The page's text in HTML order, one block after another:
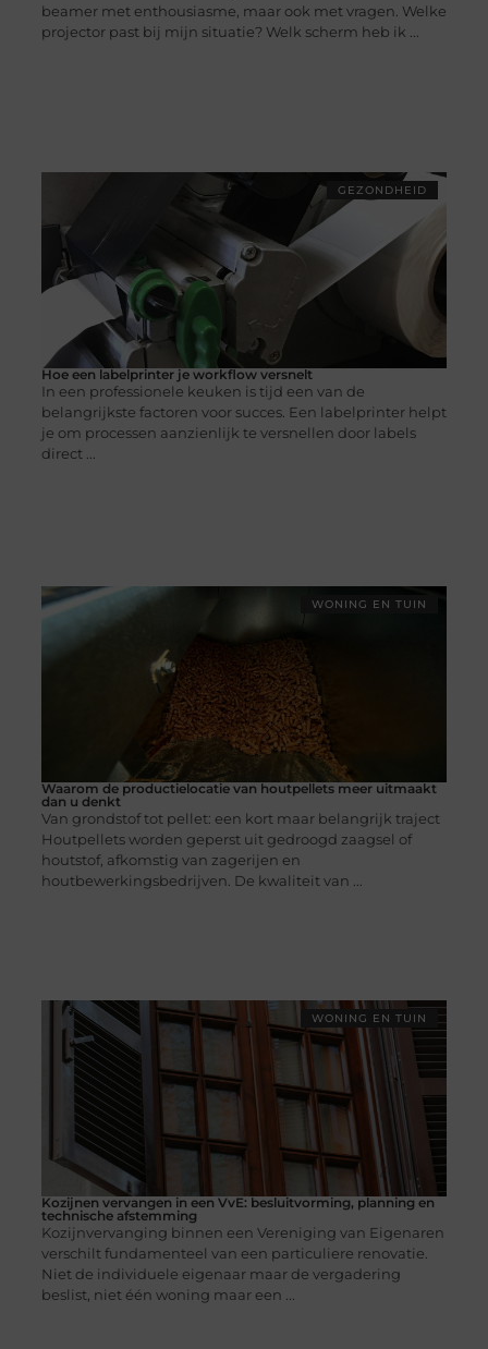
beamer met enthousiasme, maar ook met vragen. Welke
projector past bij mijn situatie? Welk scherm heb ik ...
GEZONDHEID
Hoe een labelprinter je workflow versnelt
In een professionele keuken is tijd een van de
belangrijkste factoren voor succes. Een labelprinter helpt
je om processen aanzienlijk te versnellen door labels
direct ...
WONING EN TUIN
Waarom de productielocatie van houtpellets meer uitmaakt
dan u denkt
Van grondstof tot pellet: een kort maar belangrijk traject
Houtpellets worden geperst uit gedroogd zaagsel of
houtstof, afkomstig van zagerijen en
houtbewerkingsbedrijven. De kwaliteit van ...
WONING EN TUIN
Kozijnen vervangen in een VvE: besluitvorming, planning en
technische afstemming
Kozijnvervanging binnen een Vereniging van Eigenaren
verschilt fundamenteel van een particuliere renovatie.
Niet de individuele eigenaar maar de vergadering
beslist, niet één woning maar een ...